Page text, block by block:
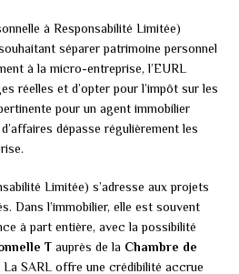
à Responsabilité Limitée)
séparer patrimoine personnel
à la micro-entreprise, l’EURL
réelles et d’opter pour l’impôt sur les
pour un agent immobilier
dépasse régulièrement les
Limitée) s’adresse aux projets
Dans l’immobilier, elle est souvent
à part entière, avec la possibilité
T auprès de la Chambre de
La SARL offre une crédibilité accrue